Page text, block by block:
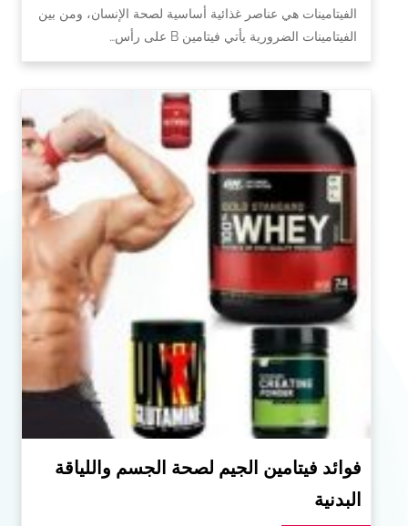
الفيتامينات هي عناصر غذائية أساسية لصحة الإنسان، ومن بين
الفيتامينات الضرورية يأتي فيتامين B على رأس…
فوائد فيتامين الجيم لصحة الجسم واللياقة
البدنية